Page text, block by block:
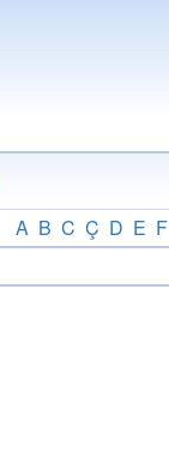
A B C Ç D E F